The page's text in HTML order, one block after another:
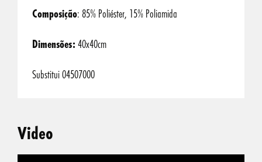
Composição: 85% Poliéster, 15% Poliamida
Dimensões: 40x40cm
Substitui 04507000
Video